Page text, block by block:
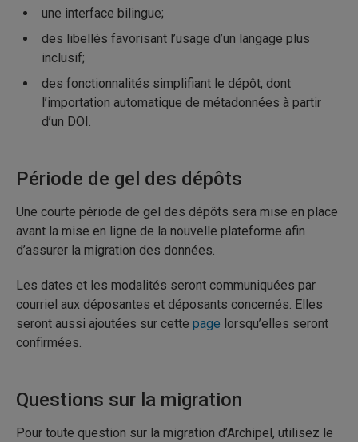
une interface bilingue;
des libellés favorisant l’usage d’un langage plus
inclusif;
des fonctionnalités simplifiant le dépôt, dont
l’importation automatique de métadonnées à partir
d’un DOI.
Période de gel des dépôts
Une courte période de gel des dépôts sera mise en place
avant la mise en ligne de la nouvelle plateforme afin
d’assurer la migration des données.
Les dates et les modalités seront communiquées par
courriel aux déposantes et déposants concernés. Elles
seront aussi ajoutées sur cette page lorsqu’elles seront
confirmées.
Questions sur la migration
Pour toute question sur la migration d’Archipel, utilisez le